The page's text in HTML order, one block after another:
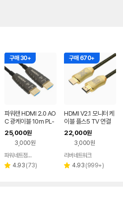
구매 30+
파워랜 HDMI 2.0 AO
C 광케이블 10m PL-
HAOC2010 PL061
25,000원
3,000원
페이
파워네트정보통신
별 4.93 리
(73)
구매 670+
HDMI V2.1 모니터 케
이블 플스5 TV 연결
모니터 연결 선 5m, 1
개
22,000원
3,000원
리버네트워크
별 4.93 리
(999+)